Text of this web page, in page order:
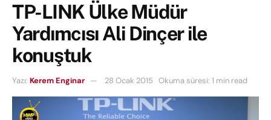
TP-LINK Ülke Müdür
Yardımcısı Ali Dinçer ile
konuştuk
Yazı: Kerem Enginar 28 Ocak 2015 Okuma süresi: 1 min read